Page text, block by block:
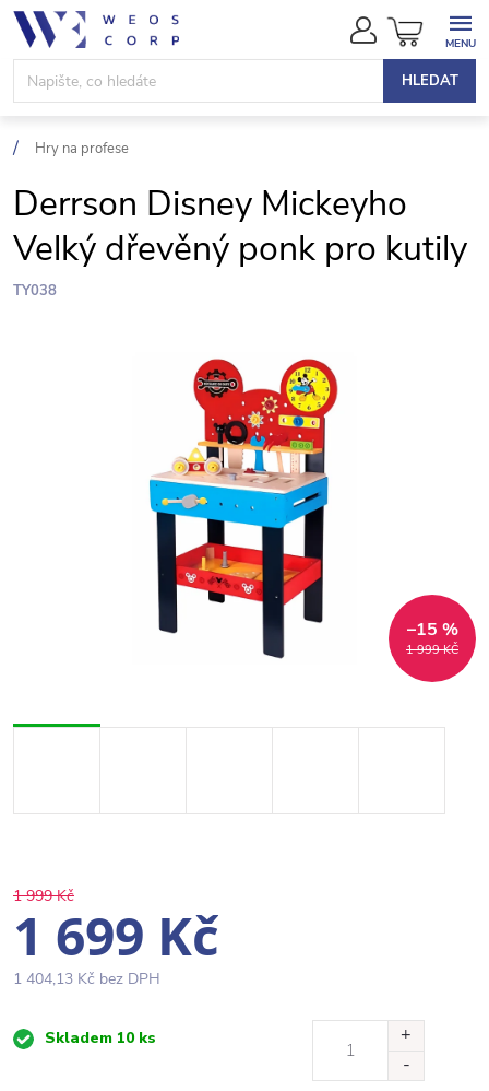
Přejít
obsah
HLEDAT
NÁKUPNÍ
KOŠÍK
Hry na profese
Derrson Disney Mickeyho
Velký dřevěný ponk pro kutily
TY038
1 999 KČ
–15 %
1 999 Kč
1 699 Kč
1 404,13 Kč bez DPH
MěrnáSkladem 10 ks